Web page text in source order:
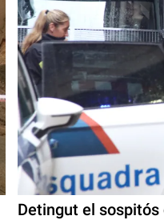
Detingut el